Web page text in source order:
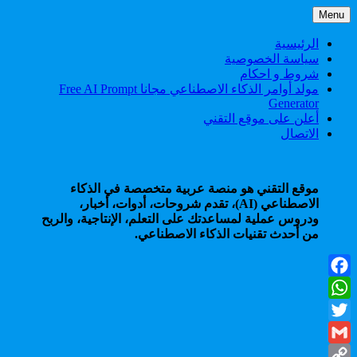
Skip
to
content
Menu
الرئيسية
سياسة الخصوصية
شروط و احكام
مولد أوامر الذكاء الاصطناعي مجانا Free AI Prompt
Generator
أعلن على موقع التقني
الاتصال
موقع التقني هو منصة عربية متخصصة في الذكاء
الاصطناعي (AI)، تقدم شروحات، أدوات، أخبار،
ودروس عملية لمساعدتك على التعلم، الإنتاجية، والربح
من أحدث تقنيات الذكاء الاصطناعي.
Facebook
WhatsApp
Twitter
Gmail